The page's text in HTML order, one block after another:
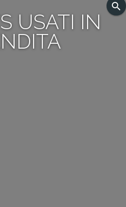
USATI IN
search